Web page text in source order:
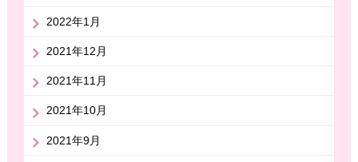
2022年1月
2021年12月
2021年11月
2021年10月
2021年9月